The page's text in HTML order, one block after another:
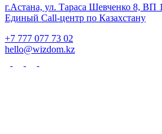
г.Астана, ул. Тараса Шевченко 8, ВП
Единый Call-центр по Казахстану
+7 777 077 73 02
hello@wizdom.kz